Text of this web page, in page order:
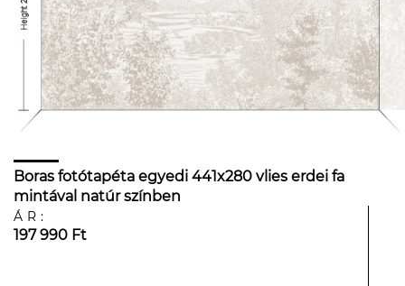
Boras fotótapéta egyedi 441x280 vlies erdei fa
mintával natúr színben
ÁR:
197 990 Ft